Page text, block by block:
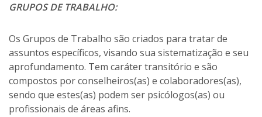
GRUPOS DE TRABALHO:
Os Grupos de Trabalho são criados para tratar de
assuntos específicos, visando sua sistematização e seu
aprofundamento. Tem caráter transitório e são
compostos por conselheiros(as) e colaboradores(as),
sendo que estes(as) podem ser psicólogos(as) ou
profissionais de áreas afins.